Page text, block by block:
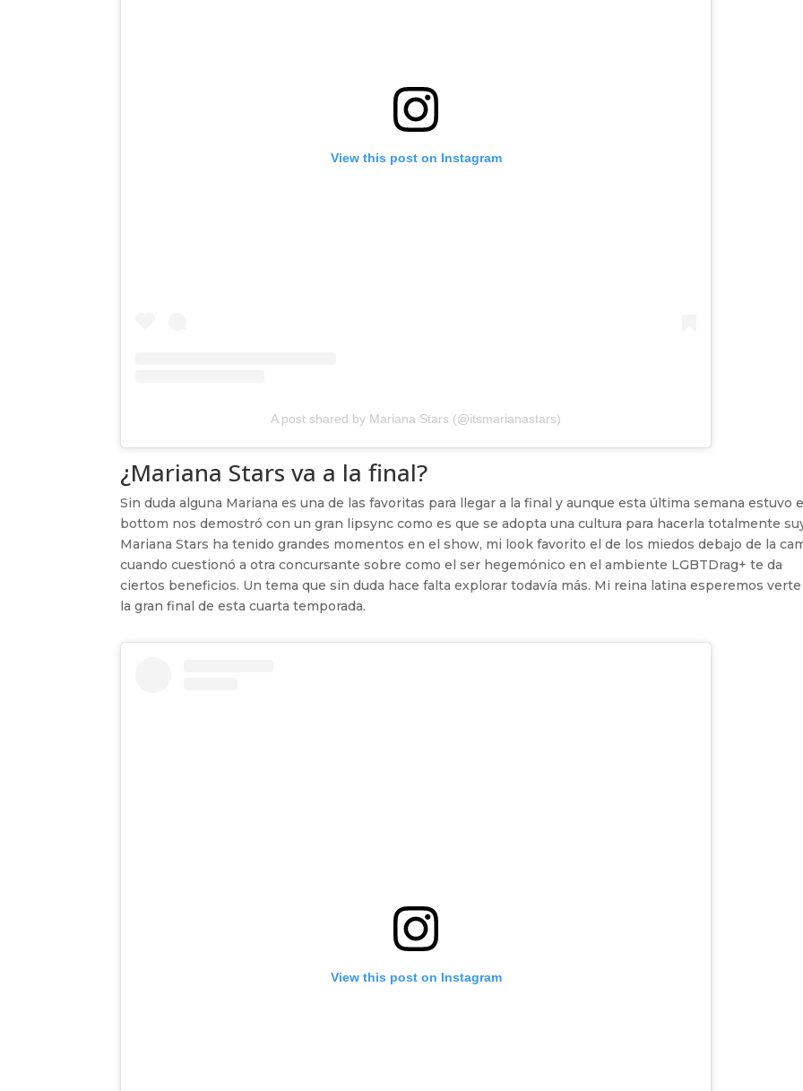
View this post on Instagram
A post shared by Mariana Stars (@itsmarianastars)
¿Mariana Stars va a la final?
Sin duda alguna Mariana es una de las favoritas para llegar a la final y aunque esta última semana estuvo
bottom nos demostró con un gran lipsync como es que se adopta una cultura para hacerla totalmente
Mariana Stars ha tenido grandes momentos en el show, mi look favorito el de los miedos debajo de la
cuando cuestionó a otra concursante sobre como el ser hegemónico en el ambiente LGBTDrag+ te da
ciertos beneficios. Un tema que sin duda hace falta explorar todavía más. Mi reina latina esperemos
la gran final de esta cuarta temporada.
View this post on Instagram